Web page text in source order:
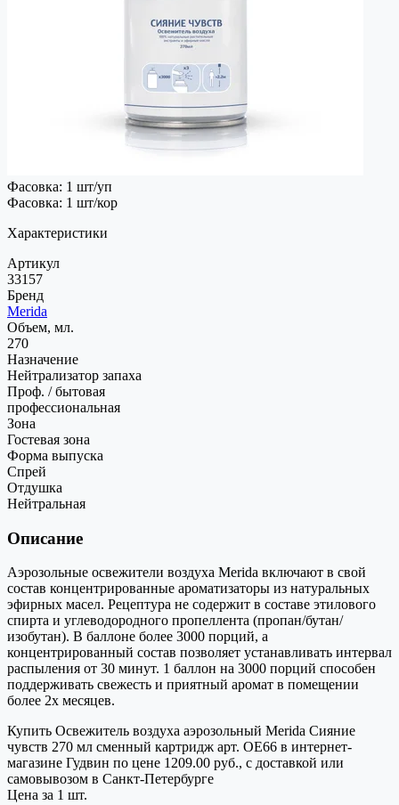
Фасовка: 1 шт/уп
Фасовка: 1 шт/кор
Характеристики
Артикул
33157
Бренд
Merida
Объем, мл.
270
Назначение
Нейтрализатор запаха
Проф. / бытовая
профессиональная
Зона
Гостевая зона
Форма выпуска
Спрей
Отдушка
Нейтральная
Описание
Аэрозольные освежители воздуха Merida включают в свой
состав концентрированные ароматизаторы из натуральных
эфирных масел. Рецептура не содержит в составе этилового
спирта и углеводородного пропеллента (пропан/бутан/
изобутан). В баллоне более 3000 порций, а
концентрированный состав позволяет устанавливать интервал
распыления от 30 минут. 1 баллон на 3000 порций способен
поддерживать свежесть и приятный аромат в помещении
более 2х месяцев.
Купить Освежитель воздуха аэрозольный Merida Сияние
чувств 270 мл сменный картридж арт. OE66 в интернет-
магазине Гудвин по цене 1209.00 руб., с доставкой или
самовывозом в Санкт-Петербурге
Цена за 1 шт.